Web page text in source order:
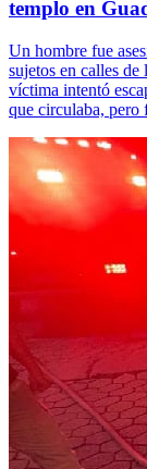
templo en
Un hombre fue
sujetos en calles
víctima intentó
que circulaba, pero